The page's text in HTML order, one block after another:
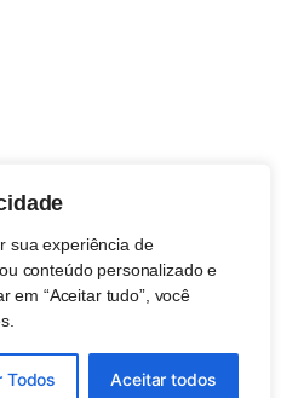
sua experiência de
conteúdo personalizado e
em “Aceitar tudo”, você
Todos Aceitar todos